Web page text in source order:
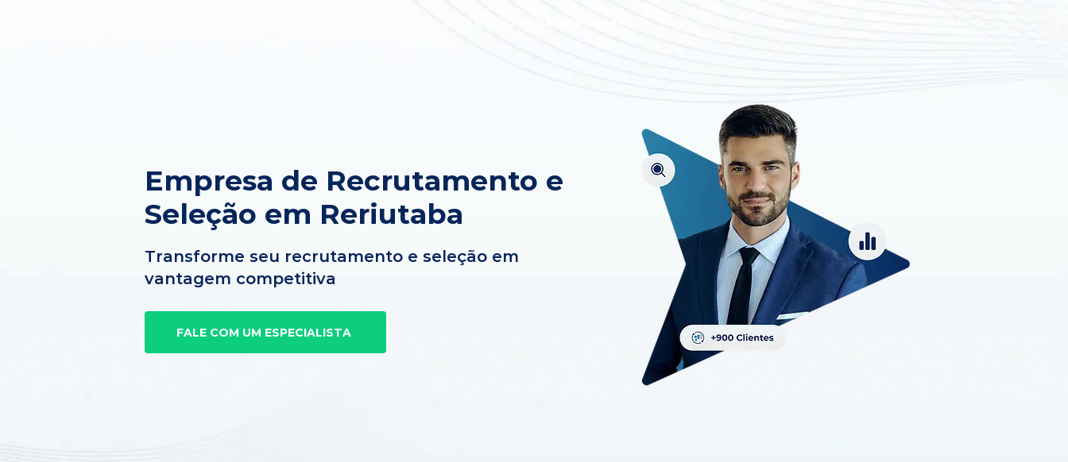
Empresa de Recrutamento e
Seleção em Reriutaba
Transforme seu recrutamento e seleção em
vantagem competitiva
FALE COM UM ESPECIALISTA